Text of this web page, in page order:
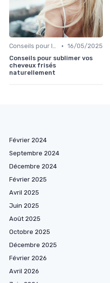
Conseils pour le Coiffage • 16/05/2025
Conseils pour sublimer vos
cheveux frisés
naturellement
Février 2024
Septembre 2024
Décembre 2024
Février 2025
Avril 2025
Juin 2025
Août 2025
Octobre 2025
Décembre 2025
Février 2026
Avril 2026